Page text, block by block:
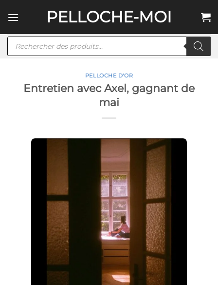
au
PELLOCHE-MOI
Recherche
PELLOCHE D'OR
Entretien avec Axel, gagnant de
mai